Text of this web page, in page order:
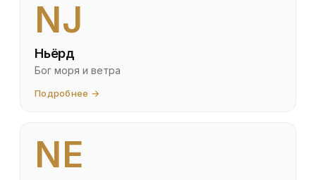
NJ
Ньёрд
Бог моря и ветра
Подробнее →
NE